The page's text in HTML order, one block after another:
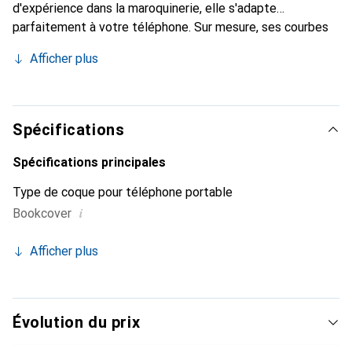
d'expérience dans la maroquinerie, elle s'adapte
parfaitement à votre téléphone. Sur mesure, ses courbes
devient un accessoire chic et indispensable pour votre
internationalement pour ses produits de haute qualité et
constitue un choix fiable pour une clientèle exigeante.
Afficher plus
Spécifications
Spécifications principales
Type de coque pour téléphone portable
Bookcover i
Afficher plus
Évolution du prix